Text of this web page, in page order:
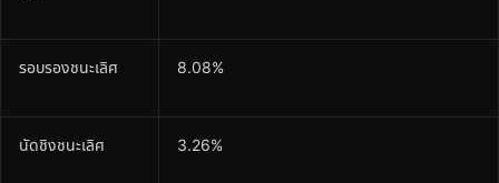
รอบรองชนะเลิศ 8.08%
นัดชิงชนะเลิศ 3.26%